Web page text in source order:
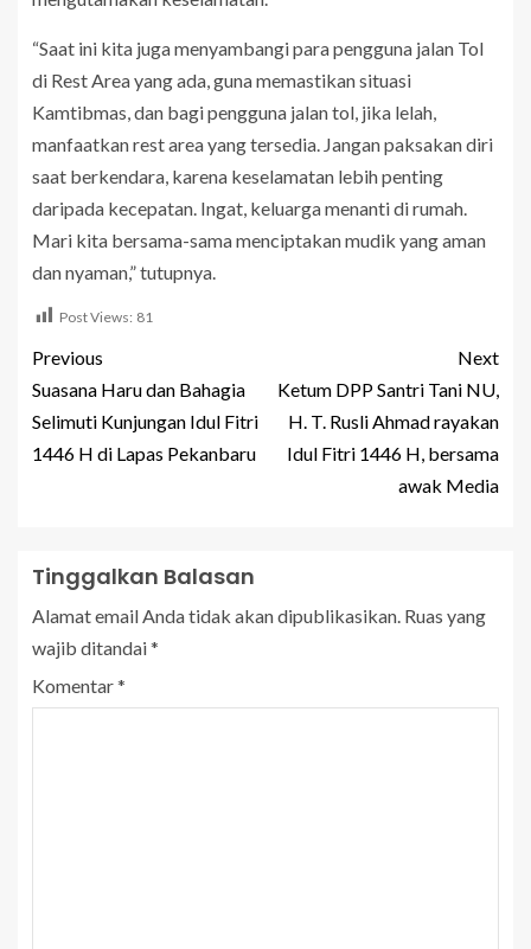
“Saat ini kita juga menyambangi para pengguna jalan Tol
di Rest Area yang ada, guna memastikan situasi
Kamtibmas, dan bagi pengguna jalan tol, jika lelah,
manfaatkan rest area yang tersedia. Jangan paksakan diri
saat berkendara, karena keselamatan lebih penting
daripada kecepatan. Ingat, keluarga menanti di rumah.
Mari kita bersama-sama menciptakan mudik yang aman
dan nyaman,” tutupnya.
Post Views: 81
Previous
Suasana Haru dan Bahagia
Selimuti Kunjungan Idul Fitri
1446 H di Lapas Pekanbaru
Next
Ketum DPP Santri Tani NU,
H. T. Rusli Ahmad rayakan
Idul Fitri 1446 H, bersama
awak Media
Tinggalkan Balasan
Alamat email Anda tidak akan dipublikasikan. Ruas yang
wajib ditandai*
Komentar*